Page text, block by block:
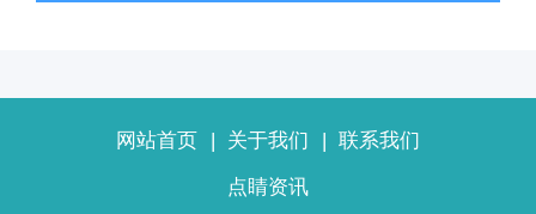
网站首页 | 关于我们 | 联系我们
点睛资讯